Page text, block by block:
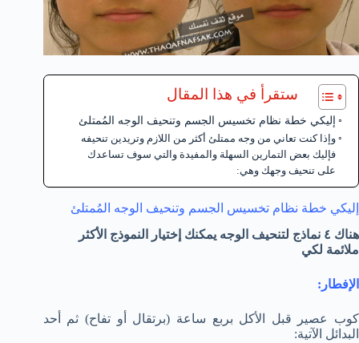
ستقرأ في هذا المقال
إليكي خطة نظام تخسيس الجسم وتنحيف الوجه المُمتلئ
وإذا كنت تعاني من وجه ممتلئ أكثر من اللازم وتريدين تنحيفه
فإليك بعض التمارين السهلة والمفيدة والتي سوف تساعدك
على تنحيف وجهك وهي:
إليكي خطة نظام تخسيس الجسم وتنحيف الوجه المُمتلئ
هناك ٤ نماذج لتنحيف الوجه يمكنك إختيار النموذج الأكثر
ملائمة لكي
الإفطار:
كوب عصير قبل الأكل بربع ساعة (برتقال أو تفاح) ثم أحد
البدائل الآتية: